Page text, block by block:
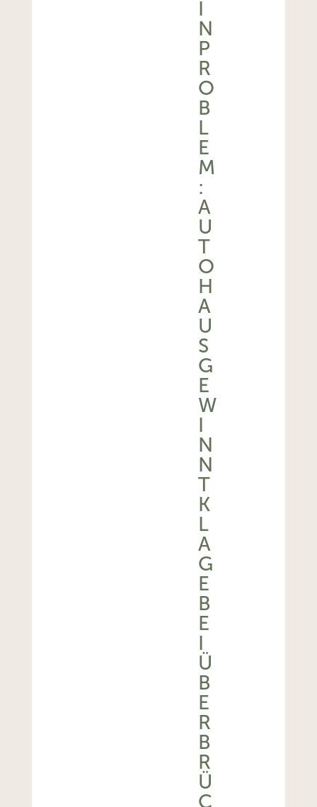
I
N
P
R
O
B
L
E
M
:
A
U
T
O
H
A
U
S
G
E
W
I
N
N
T
K
L
A
G
E
B
E
I
Ü
B
E
R
B
R
Ü
C